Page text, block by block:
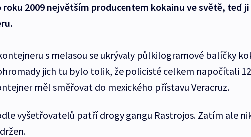
roku 2009 největším producentem kokainu ve světě, teď
s melasou se ukrývaly půlkilogramové balíčky
jich tu bylo tolik, že policisté celkem napočítali
měl směřovat do mexického přístavu Veracruz.
vyšetřovatelů patří drogy gangu Rastrojos. Zatím ale